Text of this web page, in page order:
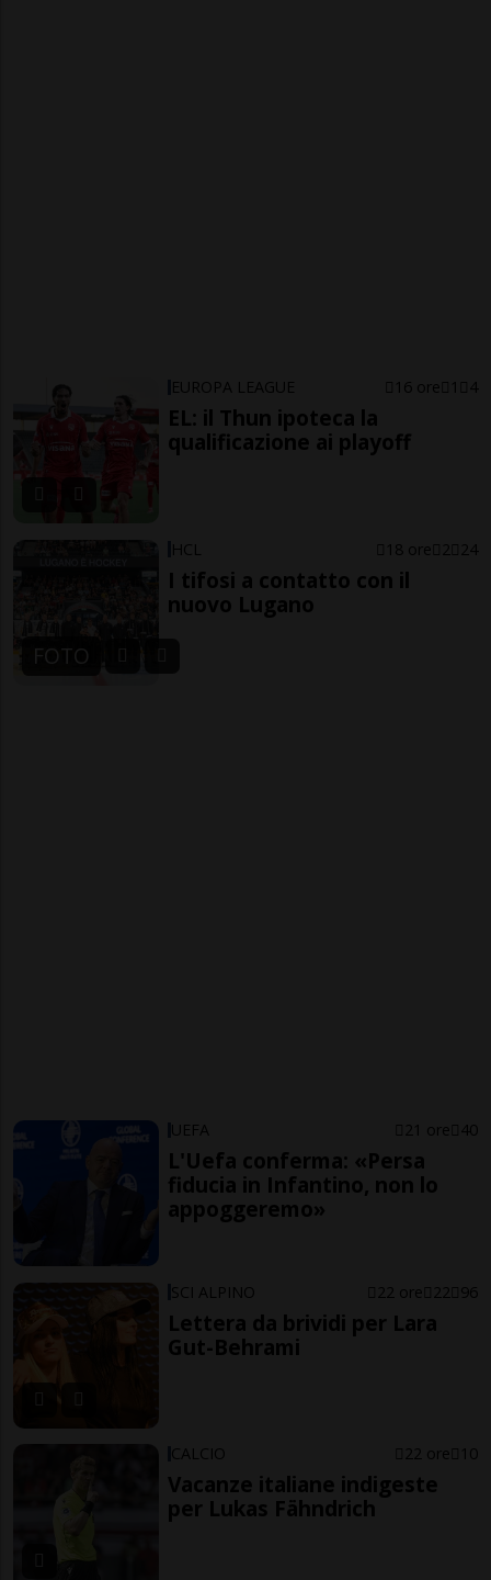
EUROPA LEAGUE 16 ore 1 4
EL: il Thun ipoteca la
qualificazione ai playoff
FOTO
HCL 18 ore 2 24
I tifosi a contatto con il
nuovo Lugano
UEFA 21 ore 40
L'Uefa conferma: «Persa
fiducia in Infantino, non lo
appoggeremo»
SCI ALPINO 22 ore 22 96
Lettera da brividi per Lara
Gut-Behrami
CALCIO 22 ore 10
Vacanze italiane indigeste
per Lukas Fähndrich